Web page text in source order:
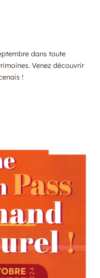
dans toute
Venez découvrir
!